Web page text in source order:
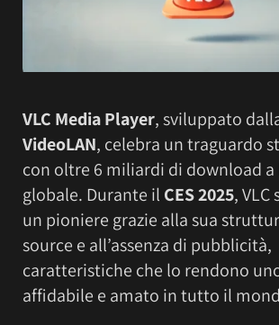
VLC Media Player, sviluppato
VideoLAN, celebra un traguardo
con oltre 6 miliardi di download
globale. Durante il CES 2025,
un pioniere grazie alla sua
source e all’assenza di pubblicità,
caratteristiche che lo rendono
affidabile e amato in tutto il